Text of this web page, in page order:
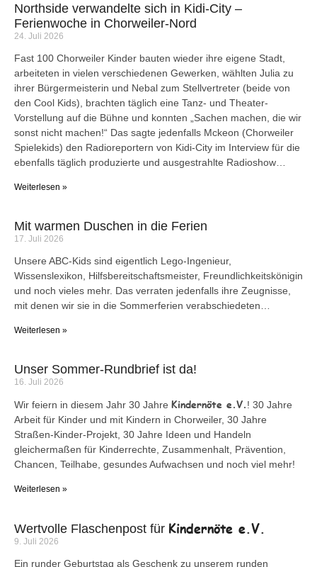
Northside verwandelte sich in Kidi-City –
Ferienwoche in Chorweiler-Nord
24. Juli 2026
Fast 100 Chorweiler Kinder bauten wieder ihre eigene Stadt,
arbeiteten in vielen verschiedenen Gewerken, wählten Julia zu
ihrer Bürgermeisterin und Nebal zum Stellvertreter (beide von
den Cool Kids), brachten täglich eine Tanz- und Theater-
Vorstellung auf die Bühne und konnten „Sachen machen, die wir
sonst nicht machen!“ Das sagte jedenfalls Mckeon (Chorweiler
Spielekids) den Radioreportern von Kidi-City im Interview für die
ebenfalls täglich produzierte und ausgestrahlte Radioshow…
Weiterlesen »
Mit warmen Duschen in die Ferien
17. Juli 2026
Unsere ABC-Kids sind eigentlich Lego-Ingenieur,
Wissenslexikon, Hilfsbereitschaftsmeister, Freundlichkeitskönigin
und noch vieles mehr. Das verraten jedenfalls ihre Zeugnisse,
mit denen wir sie in die Sommerferien verabschiedeten…
Weiterlesen »
Unser Sommer-Rundbrief ist da!
16. Juli 2026
Wir feiern in diesem Jahr 30 Jahre Kindernöte e.V.! 30 Jahre
Arbeit für Kinder und mit Kindern in Chorweiler, 30 Jahre
Straßen-Kinder-Projekt, 30 Jahre Ideen und Handeln
gleichermaßen für Kinderrechte, Zusammenhalt, Prävention,
Chancen, Teilhabe, gesundes Aufwachsen und noch viel mehr!
Weiterlesen »
Wertvolle Flaschenpost für Kindernöte e.V.
9. Juli 2026
Ein runder Geburtstag als Geschenk zu unserem runden